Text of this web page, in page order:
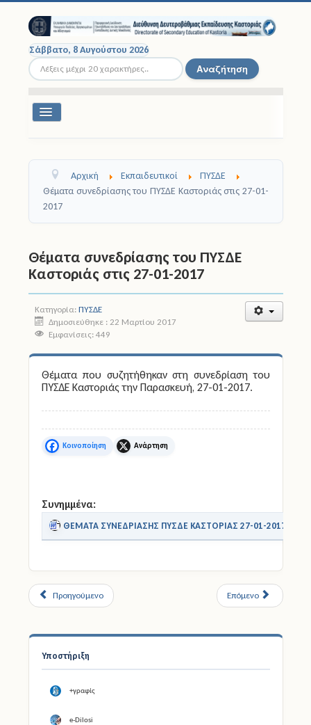
Σάββατο, 8 Αυγούστου 2026
Αναζήτηση... Αναζήτηση
Εναλλαγή
Σχολικές Μονάδες
Σχολικές Εκδρομές
Νομοθεσία
Άδειες
Έντυπα
Ηλεκτρονικές Υπηρεσίες
Υποστήριξη
+γραφίς
e-Dilosi
Αρχική Εκπαιδευτικοί
ΠΥΣΔΕ
Θέματα συνεδρίασης του ΠΥΣΔΕ Καστοριάς στις 27-01-
2017
Θέματα συνεδρίασης του ΠΥΣΔΕ
Καστοριάς στις 27-01-2017
Κατηγορία: ΠΥΣΔΕ
Δημοσιεύθηκε : 22 Μαρτίου 2017
Εμφανίσεις: 449
Θέματα που συζητήθηκαν στη συνεδρίαση του
ΠΥΣΔΕ Καστοριάς την Παρασκευή, 27-01-2017.
Facebook X
Συνημμένα:
ΘΕΜΑΤΑ ΣΥΝΕΔΡΙΑΣΗΣ ΠΥΣΔΕ ΚΑΣΤΟΡΙΑΣ 27-01-2017.doc
Προηγούμενο Επόμενο